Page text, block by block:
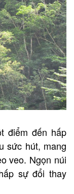
điểm đến hấp
sức hút, mang
veo. Ngọn núi
sự đổi thay